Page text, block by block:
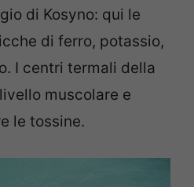
di Kosyno: qui le
di ferro, potassio,
I centri termali della
muscolare e
le tossine.